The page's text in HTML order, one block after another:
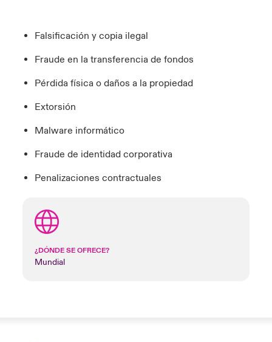
Falsificación y copia ilegal
Fraude en la transferencia de fondos
Pérdida física o daños a la propiedad
Extorsión
Malware informático
Fraude de identidad corporativa
Penalizaciones contractuales
¿DÓNDE SE OFRECE?
Mundial